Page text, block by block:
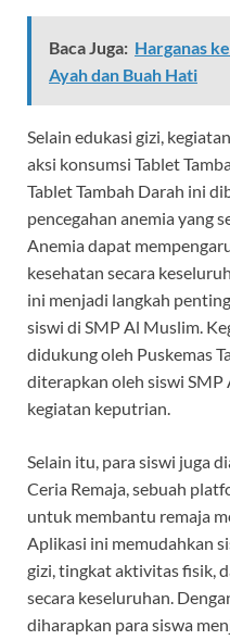
Baca Juga: Harganas
Ayah dan Buah Hati
Selain edukasi gizi,
aksi konsumsi Tablet
Tablet Tambah Darah ini
pencegahan anemia yang
Anemia dapat
kesehatan secara
ini menjadi langkah
siswi di SMP Al Muslim.
didukung oleh Puskemas
diterapkan oleh siswi
kegiatan keputrian.
Selain itu, para siswi juga
Ceria Remaja, sebuah
untuk membantu remaja
Aplikasi ini memudahkan
gizi, tingkat aktivitas fisik,
secara keseluruhan.
diharapkan para siswa